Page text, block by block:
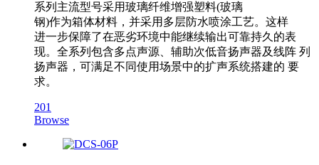
系列主流型号采用玻璃纤维增强塑料(玻璃
钢)作为箱体材料，并采用多层防水喷涂工艺。这样
进一步保障了在恶劣环境中能继续输出可靠持久的表
现。全系列包含多点声源、辅助次低音扬声器及线阵 列
扬声器，可满足不同使用场景中的扩声系统搭建的 要
求。
201
Browse